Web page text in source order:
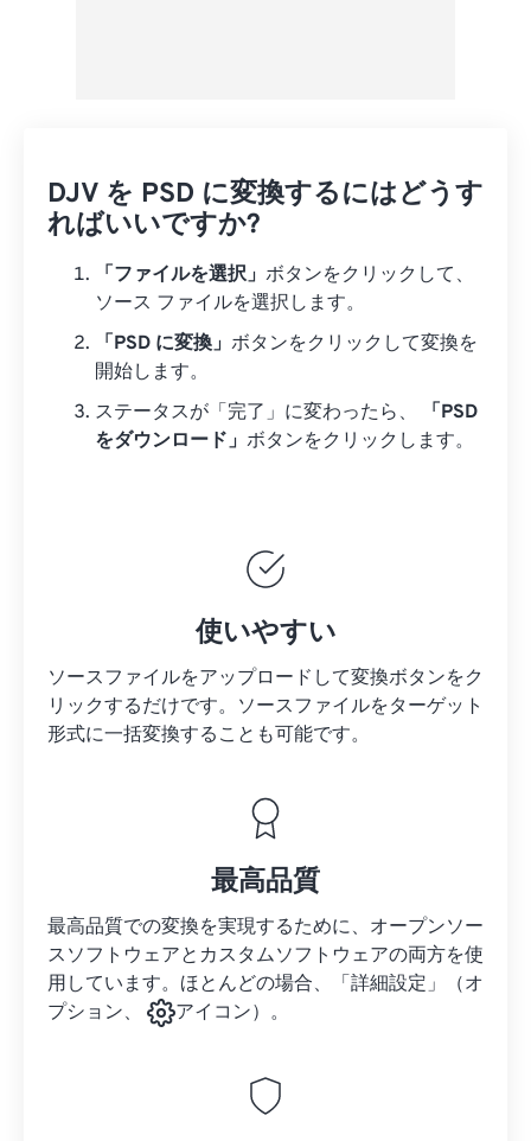
DJV を PSD に変換するにはどうす
ればいいですか?
「ファイルを選択」 ボタンをクリックして、
ソース ファイルを選択します。
「PSD に変換」 ボタンをクリックして変換を
開始します。
ステータスが「完了」に変わったら、
「PSD
をダウンロード」 ボタンをクリックします。
使いやすい
ソースファイルをアップロードして変換ボタンをク
リックするだけです。 ソースファイルをターゲット
形式に一括変換することも可能です。
最高品質
最高品質での変換を実現するために、オープンソー
スソフトウェアとカスタムソフトウェアの両方を使
用しています。ほとんどの場合、「詳細設定」（オ
プション、
アイコン）。